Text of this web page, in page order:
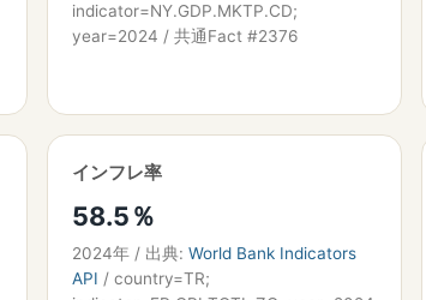
indicator=NY.GDP.MKTP.CD;
year=2024 / 共通Fact #2376
インフレ率
58.5％
2024年 / 出典: World Bank Indicators
API / country=TR;